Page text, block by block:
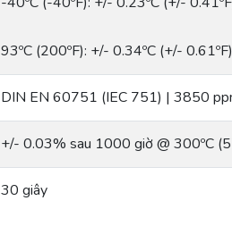
93ºC (200ºF): +/- 0.34ºC (+/- 0.61ºF)
DIN EN 60751 (IEC 751) | 3850
+/- 0.03% sau 1000 giờ @ 300ºC
30 giây